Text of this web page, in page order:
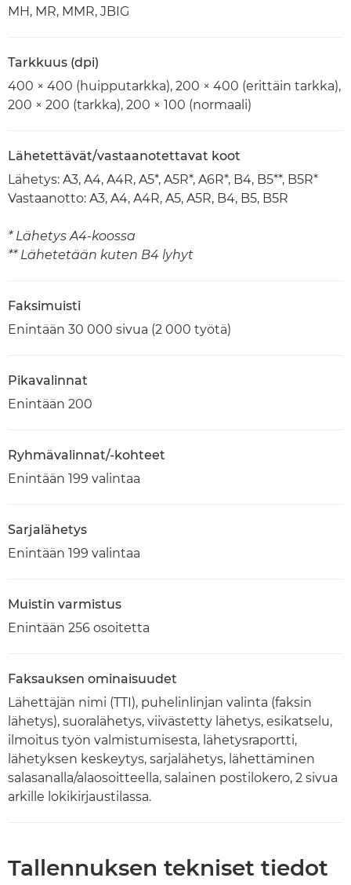
MH, MR, MMR, JBIG
Tarkkuus (dpi)
400 × 400 (huipputarkka), 200 × 400 (erittäin tarkka),
200 × 200 (tarkka), 200 × 100 (normaali)
Lähetettävät/vastaanotettavat koot
Lähetys: A3, A4, A4R, A5*, A5R*, A6R*, B4, B5**, B5R*
Vastaanotto: A3, A4, A4R, A5, A5R, B4, B5, B5R
* Lähetys A4-koossa
** Lähetetään kuten B4 lyhyt
Faksimuisti
Enintään 30 000 sivua (2 000 työtä)
Pikavalinnat
Enintään 200
Ryhmävalinnat/-kohteet
Enintään 199 valintaa
Sarjalähetys
Enintään 199 valintaa
Muistin varmistus
Enintään 256 osoitetta
Faksauksen ominaisuudet
Lähettäjän nimi (TTI), puhelinlinjan valinta (faksin
lähetys), suoralähetys, viivästetty lähetys, esikatselu,
ilmoitus työn valmistumisesta, lähetysraportti,
lähetyksen keskeytys, sarjalähetys, lähettäminen
salasanalla/alaosoitteella, salainen postilokero, 2 sivua
arkille lokikirjaustilassa.
Tallennuksen tekniset tiedot